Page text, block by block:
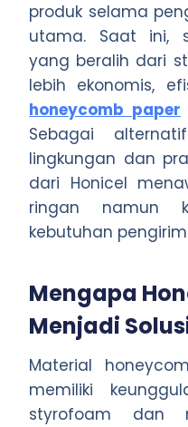
produk selama
utama. Saat ini,
yang beralih dari
lebih ekonomis,
honeycomb paper
Sebagai
lingkungan dan
dari Honicel
ringan namun
kebutuhan
Mengapa
Menjadi
Material
memiliki
styrofoam dan